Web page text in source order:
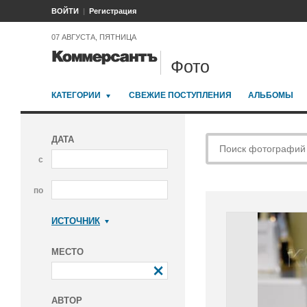
ВОЙТИ Регистрация
07 АВГУСТА, ПЯТНИЦА
Фото
КАТЕГОРИИ СВЕЖИЕ ПОСТУПЛЕНИЯ АЛЬБОМЫ
ДАТА
с
по
ИСТОЧНИК
МЕСТО
АВТОР